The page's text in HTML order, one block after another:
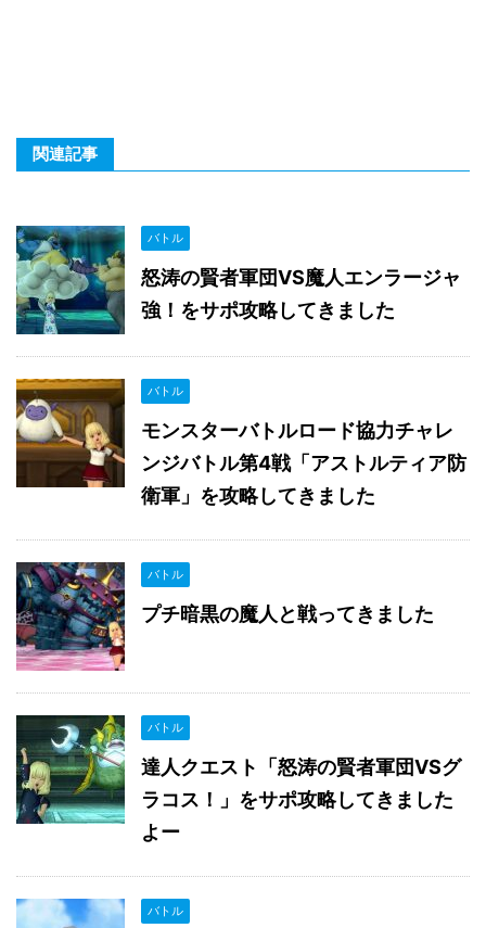
関連記事
バトル
怒涛の賢者軍団VS魔人エンラージャ
強！をサポ攻略してきました
バトル
モンスターバトルロード協力チャレ
ンジバトル第4戦「アストルティア防
衛軍」を攻略してきました
バトル
プチ暗黒の魔人と戦ってきました
バトル
達人クエスト「怒涛の賢者軍団VSグ
ラコス！」をサポ攻略してきました
よー
バトル